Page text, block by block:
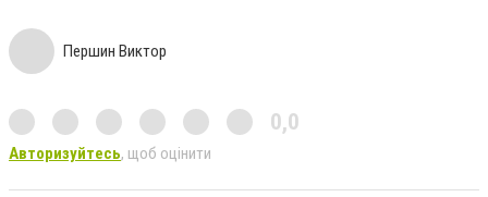
Першин Виктор
0,0
Авторизуйтесь, щоб оцінити